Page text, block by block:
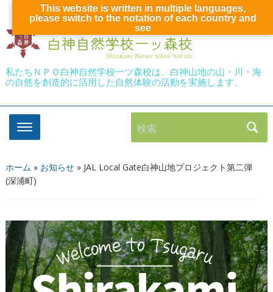
私たちＮＰＯ白神自然学校一ツ森校は、白神山地の山・川・海
の自然を創造的に活用した自然体験の活動を実施します。
検索
ホーム » お知らせ» JAL Local Gate白神山地プロジェクト第二弾
(深浦町)
This website is written in multiple languages,
please switch to the notation of each country and
see